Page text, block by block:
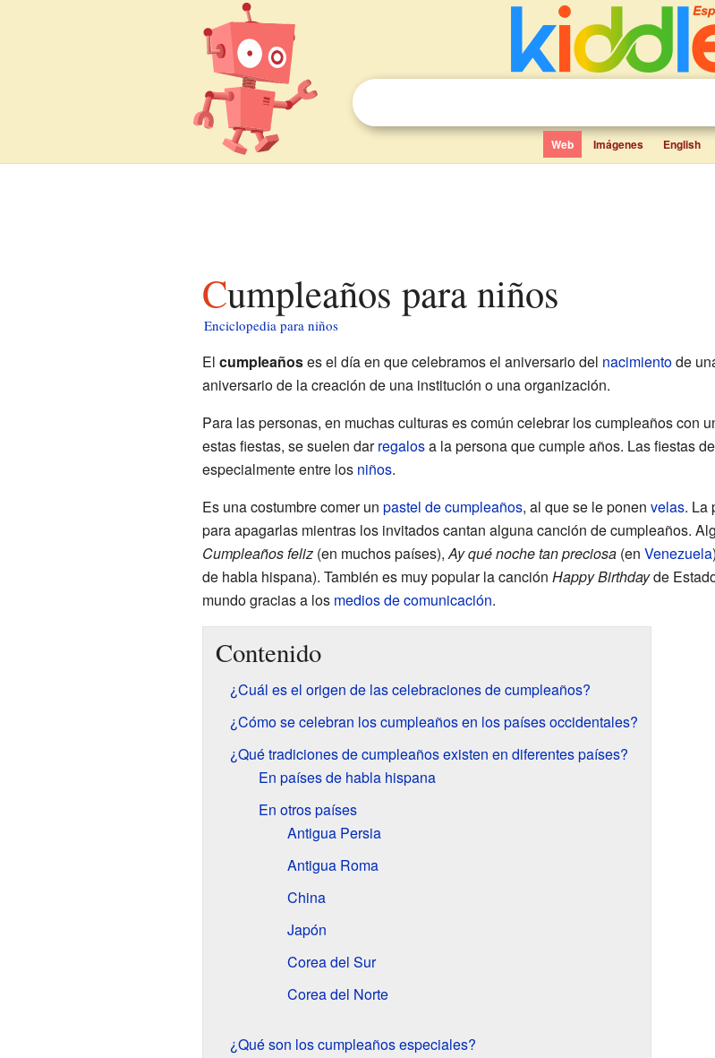
Web Imágenes English
Cumpleaños para niños
Enciclopedia para niños
El cumpleañoses el día en que celebramos el aniversario del nacimientode
aniversario de la creación de una institución o una organización.
Para las personas, en muchas culturas es común celebrar los cumpleaños con
estas fiestas, se suelen darregalosa la persona que cumple años. Las fiestas
especialmente entre los niños.
Es una costumbre comer un pastel de cumpleaños, al que se le ponen velas. La
para apagarlas mientras los invitados cantan alguna canción de cumpleaños.
Cumpleaños feliz(en muchos países),Ay qué noche tan preciosa(en Venezuela
de habla hispana). También es muy popular la canción Happy Birthdayde
mundo gracias a los medios de comunicación.
Contenido
¿Cuál es el origen de las celebraciones de cumpleaños?
¿Cómo se celebran los cumpleaños en los países occidentales?
¿Qué tradiciones de cumpleaños existen en diferentes países?
En países de habla hispana
En otros países
Antigua Persia
Antigua Roma
China
Japón
Corea del Sur
Corea del Norte
¿Qué son los cumpleaños especiales?